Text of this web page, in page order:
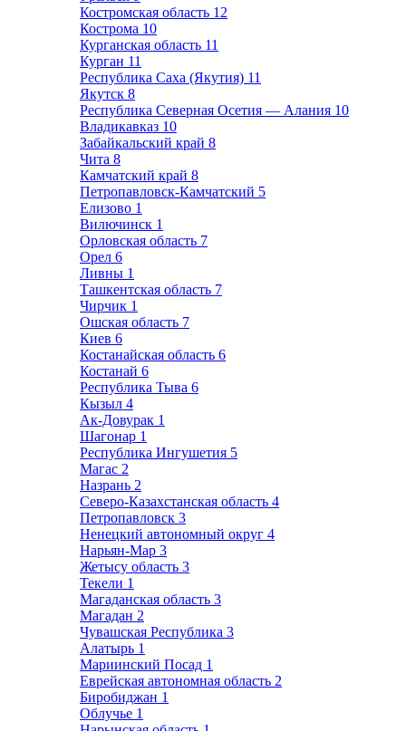
Костромская область 12
Кострома 10
Курганская область 11
Курган 11
Республика Саха (Якутия) 11
Якутск 8
Республика Северная Осетия — Алания 10
Владикавказ 10
Забайкальский край 8
Чита 8
Камчатский край 8
Петропавловск-Камчатский 5
Елизово 1
Вилючинск 1
Орловская область 7
Орел 6
Ливны 1
Ташкентская область 7
Чирчик 1
Ошская область 7
Киев 6
Костанайская область 6
Костанай 6
Республика Тыва 6
Кызыл 4
Ак-Довурак 1
Шагонар 1
Республика Ингушетия 5
Магас 2
Назрань 2
Северо-Казахстанская область 4
Петропавловск 3
Ненецкий автономный округ 4
Нарьян-Мар 3
Жетысу область 3
Текели 1
Магаданская область 3
Магадан 2
Чувашская Республика 3
Алатырь 1
Мариинский Посад 1
Еврейская автономная область 2
Биробиджан 1
Облучье 1